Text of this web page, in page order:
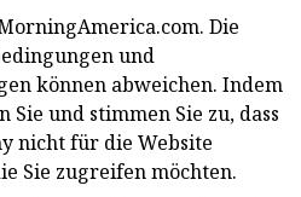
Die
und
können abweichen. Indem
und stimmen Sie zu, dass
nicht für die Website
Sie zugreifen möchten.